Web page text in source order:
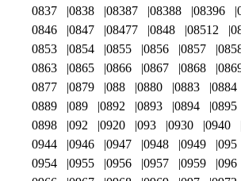
0837
0838 08387 08388 08396
0846
0847 08477 0848 08512
0853
0854 0855 0856 0857
0863
0865 0866 0867 0868
0877
0879 088 0880 0883 0884
0889
089 0892 0893 0894 0895
0898
092 0920 093 0930 0940
0944
0946 0947 0948 0949 095
0954
0955 0956 0957 0959 096